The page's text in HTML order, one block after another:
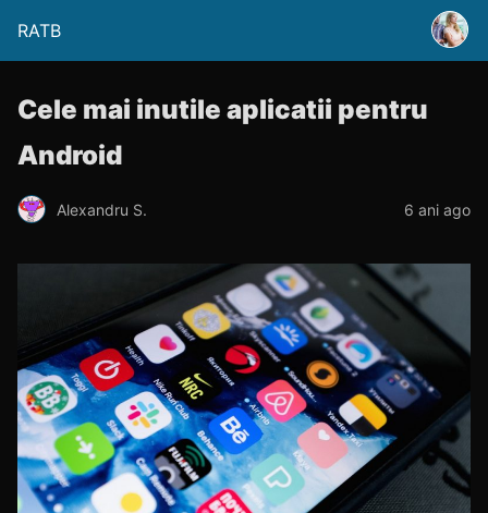
RATB
Cele mai inutile aplicatii pentru
Android
Alexandru S. 6 ani ago